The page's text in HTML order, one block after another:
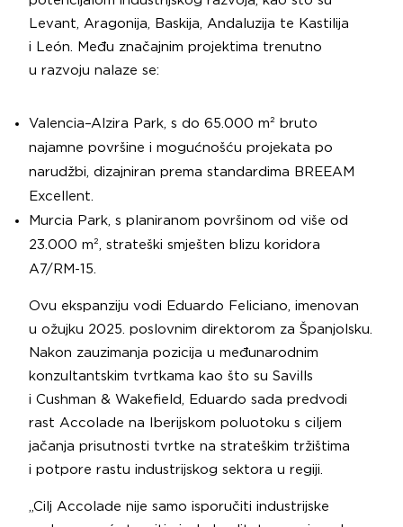
Levant, Aragonija, Baskija, Andaluzija te Kastilija
i León. Među značajnim projektima trenutno
u razvoju nalaze se:
Valencia–Alzira Park, s do 65.000 m² bruto
najamne površine i mogućnošću projekata po
narudžbi, dizajniran prema standardima BREEAM
Excellent.
Murcia Park, s planiranom površinom od više od
23.000 m², strateški smješten blizu koridora
A7/RM-15.
Ovu ekspanziju vodi Eduardo Feliciano, imenovan
u ožujku 2025. poslovnim direktorom za Španjolsku.
Nakon zauzimanja pozicija u međunarodnim
konzultantskim tvrtkama kao što su Savills
i Cushman & Wakefield, Eduardo sada predvodi
rast Accolade na Iberijskom poluotoku s ciljem
jačanja prisutnosti tvrtke na strateškim tržištima
i potpore rastu industrijskog sektora u regiji.
„Cilj Accolade nije samo isporučiti industrijske